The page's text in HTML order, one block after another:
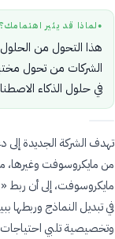
● لماذا قد يثير اهتمامك؟
هذا التحول من
الشركات من تحول
في حلول الذكاء
تهدف الشركة الجديدة إلى
من مايكروسوفت وغيرها،
في تبديل النماذج وربطها
وتخصيصية تلبي